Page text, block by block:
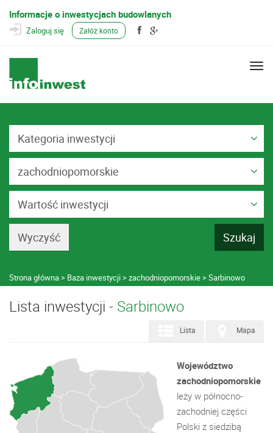
Informacje o inwestycjach budowlanych
Zaloguj się Załóż konto
Kategoria inwestycji
zachodniopomorskie
Wartość inwestycji
Strona główna Baza inwestycji zachodniopomorskie Sarbinowo
Lista inwestycji - Sarbinowo
Mapa
Lista
Województwo
zachodniopomorskie
leży w północno-
zachodniej części
Polski z siedzibą